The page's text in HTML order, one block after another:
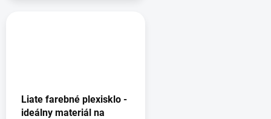
Liate farebné plexisklo -
ideálny materiál na